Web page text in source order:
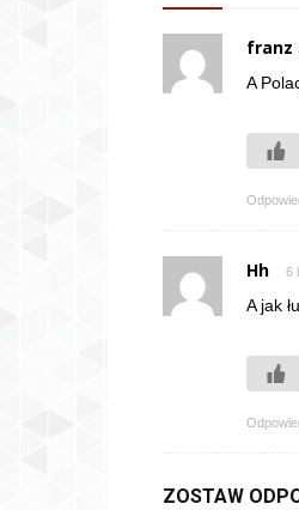
franz
A
Hh 6
A jak
ZOSTAW